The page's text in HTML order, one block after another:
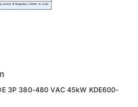
3P 380-480 VAC 45kW KDE600-